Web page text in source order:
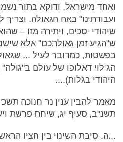
ואחד מישראל, ודוקא בתור
ועבודתינו" באה הגאולה. וצריך
שיהודי יסכים, ויתירה מזו –
ש"הגיע זמן גאולתכם" אלא
בפשטות, כמדובר לעיל ...
הגילוי דאלופו של עולם
היהודי בגלות)....
מאמר להבין ענין נר חנוכה
תשנ"ב, סעיף יג, שיחת פרשת
...ה. סיבת השינוי בין חציו